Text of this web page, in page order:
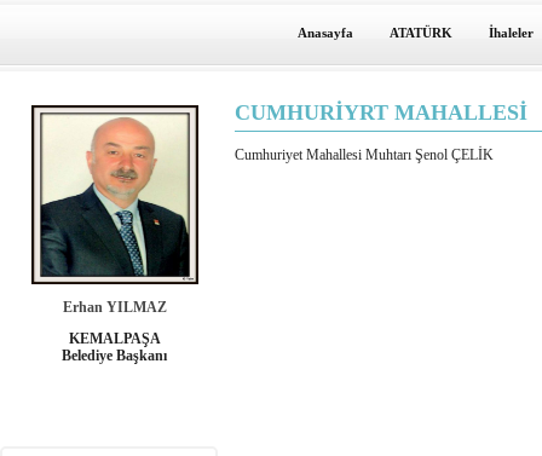
Anasayfa ATATÜRK İhaleler
Erhan YILMAZ
KEMALPAŞA
Belediye Başkanı
CUMHURİYRT MAHALLESİ
Cumhuriyet Mahallesi Muhtarı Şenol ÇELİK